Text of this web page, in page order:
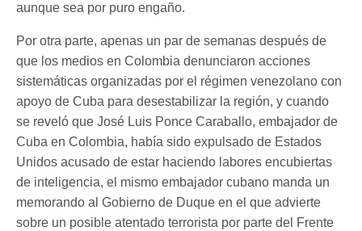
aunque sea por puro engaño.
Por otra parte, apenas un par de semanas después de
que los medios en Colombia denunciaron acciones
sistemáticas organizadas por el régimen venezolano con
apoyo de Cuba para desestabilizar la región, y cuando
se reveló que José Luis Ponce Caraballo, embajador de
Cuba en Colombia, había sido expulsado de Estados
Unidos acusado de estar haciendo labores encubiertas
de inteligencia, el mismo embajador cubano manda un
memorando al Gobierno de Duque en el que advierte
sobre un posible atentado terrorista por parte del Frente